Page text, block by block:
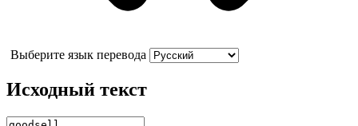
Выберите язык перевода
Исходный текст